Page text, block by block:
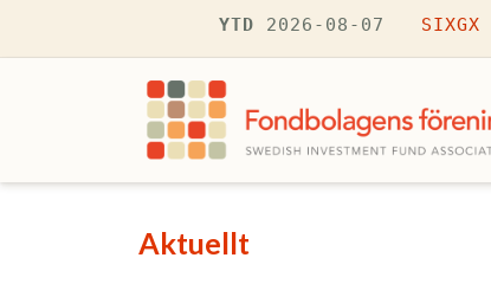
Hoppa till huvudinnehåll
YTD 2026-08-07 SIXGX
Navigering fÃ¶r Aktuellt
Aktuellt